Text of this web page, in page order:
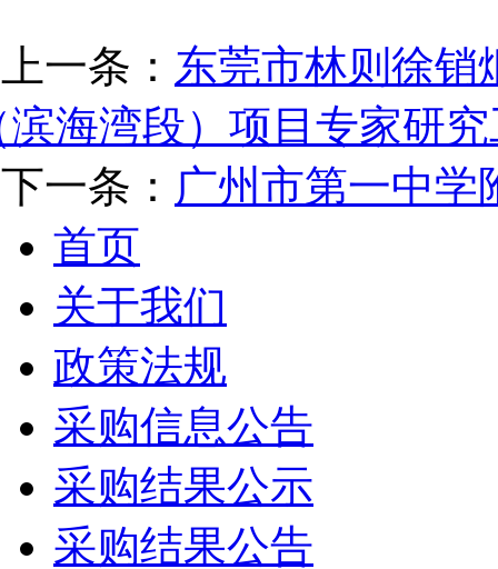
上一条： 东莞市林则徐销
滨海湾段）项目专家研
下一条： 广州市第一中学
首页
关于我们
政策法规
采购信息公告
采购结果公示
采购结果公告